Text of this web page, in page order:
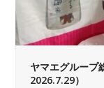
ヤマエグループ
2026.7.29）